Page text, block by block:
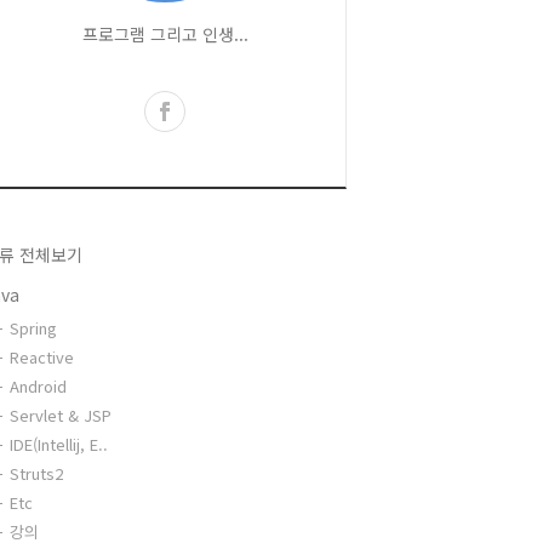
프로그램 그리고 인생...
전체보기
Spring
Reactive
Android
Servlet & JSP
IDE(Intellij, E..
Struts2
Etc
강의